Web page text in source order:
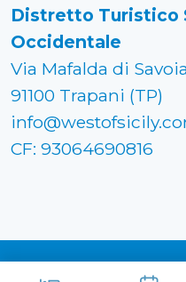
Distretto Turistico
Occidentale
Via Mafalda di
91100 Trapani (TP)
CF: 93064690816